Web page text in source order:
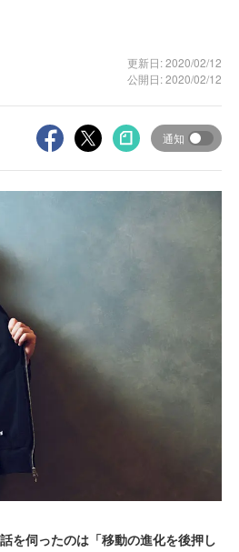
更新日: 2020/02/12
公開日: 2020/02/12
通知
を伺ったのは「移動の進化を後押し